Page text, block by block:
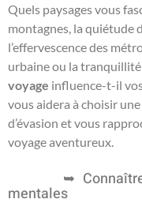
Quels paysages vous
montagnes, la quiétude
l’effervescence des
urbaine ou la tranquillité
voyage influence-t-il
vous aidera à choisir
d’évasion et vous
voyage aventureux.
mentales